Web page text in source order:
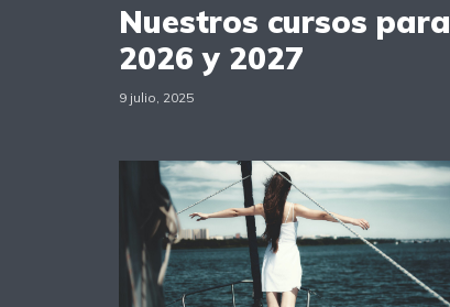
Nuestros cursos para
2026 y 2027
9 julio, 2025